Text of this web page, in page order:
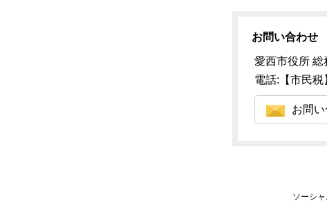
お問い合わせ
愛西市役所 総
電話:【市民
お問
ソーシ